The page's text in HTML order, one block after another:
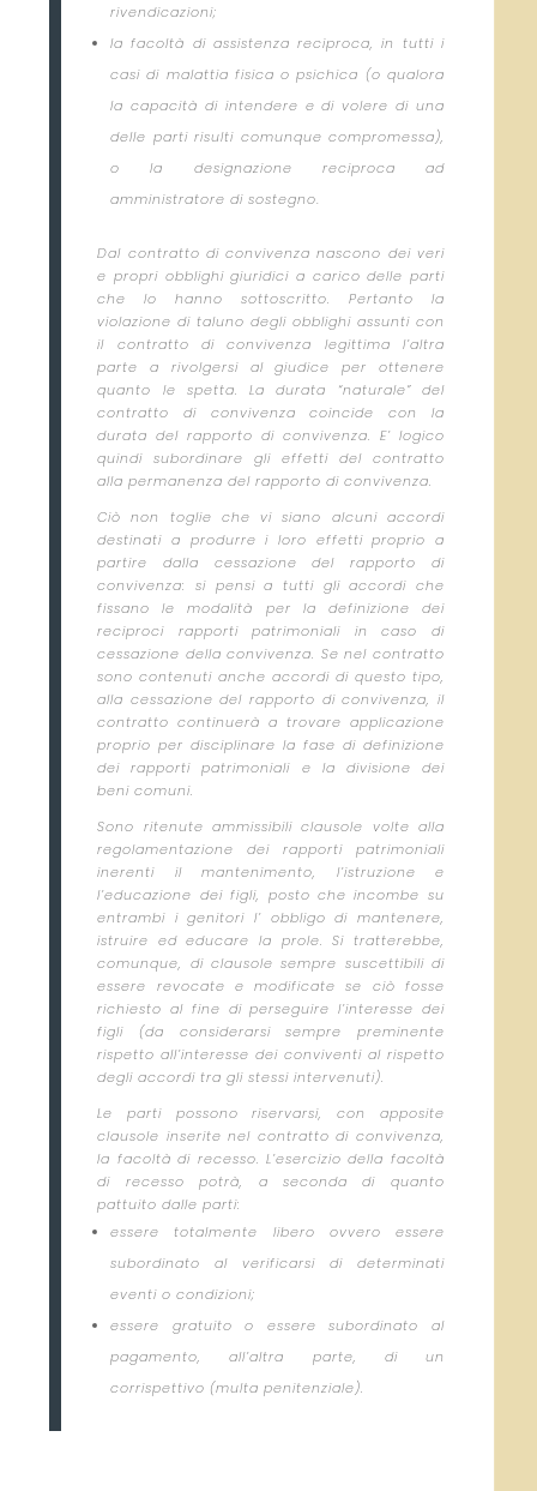
rivendicazioni;
la facoltà di assistenza reciproca, in tutti i
casi di malattia fisica o psichica (o qualora
la capacità di intendere e di volere di una
delle parti risulti comunque compromessa),
o la designazione reciproca ad
amministratore di sostegno.
Dal contratto di convivenza nascono dei veri
e propri obblighi giuridici a carico delle parti
che lo hanno sottoscritto. Pertanto la
violazione di taluno degli obblighi assunti con
il contratto di convivenza legittima l’altra
parte a rivolgersi al giudice per ottenere
quanto le spetta. La durata “naturale” del
contratto di convivenza coincide con la
durata del rapporto di convivenza. E’ logico
quindi subordinare gli effetti del contratto
alla permanenza del rapporto di convivenza.
Ciò non toglie che vi siano alcuni accordi
destinati a produrre i loro effetti proprio a
partire dalla cessazione del rapporto di
convivenza: si pensi a tutti gli accordi che
fissano le modalità per la definizione dei
reciproci rapporti patrimoniali in caso di
cessazione della convivenza. Se nel contratto
sono contenuti anche accordi di questo tipo,
alla cessazione del rapporto di convivenza, il
contratto continuerà a trovare applicazione
proprio per disciplinare la fase di definizione
dei rapporti patrimoniali e la divisione dei
beni comuni.
Sono ritenute ammissibili clausole volte alla
regolamentazione dei rapporti patrimoniali
inerenti il mantenimento, l’istruzione e
l’educazione dei figli, posto che incombe su
entrambi i genitori l’ obbligo di mantenere,
istruire ed educare la prole. Si tratterebbe,
comunque, di clausole sempre suscettibili di
essere revocate e modificate se ciò fosse
richiesto al fine di perseguire l’interesse dei
figli (da considerarsi sempre preminente
rispetto all’interesse dei conviventi al rispetto
degli accordi tra gli stessi intervenuti).
Le parti possono riservarsi, con apposite
clausole inserite nel contratto di convivenza,
la facoltà di recesso. L’esercizio della facoltà
di recesso potrà, a seconda di quanto
pattuito dalle parti:
essere totalmente libero ovvero essere
subordinato al verificarsi di determinati
eventi o condizioni;
essere gratuito o essere subordinato al
pagamento, all’altra parte, di un
corrispettivo (multa penitenziale).